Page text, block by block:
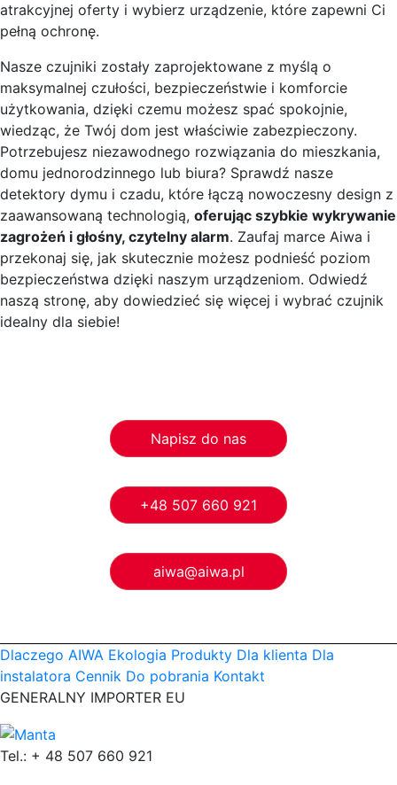
atrakcyjnej oferty i wybierz urządzenie, które zapewni Ci
pełną ochronę.
Nasze czujniki zostały zaprojektowane z myślą o
maksymalnej czułości, bezpieczeństwie i komforcie
użytkowania, dzięki czemu możesz spać spokojnie,
wiedząc, że Twój dom jest właściwie zabezpieczony.
Potrzebujesz niezawodnego rozwiązania do mieszkania,
domu jednorodzinnego lub biura? Sprawdź nasze
detektory dymu i czadu, które łączą nowoczesny design z
zaawansowaną technologią, oferując szybkie wykrywanie
zagrożeń i głośny, czytelny alarm. Zaufaj marce Aiwa i
przekonaj się, jak skutecznie możesz podnieść poziom
bezpieczeństwa dzięki naszym urządzeniom. Odwiedź
naszą stronę, aby dowiedzieć się więcej i wybrać czujnik
idealny dla siebie!
Napisz do nas
+48 507 660 921
aiwa@aiwa.pl
Dlaczego AIWA Ekologia Produkty Dla klienta Dla
instalatora Cennik Do pobrania Kontakt
GENERALNY IMPORTER EU
Tel.: + 48 507 660 921